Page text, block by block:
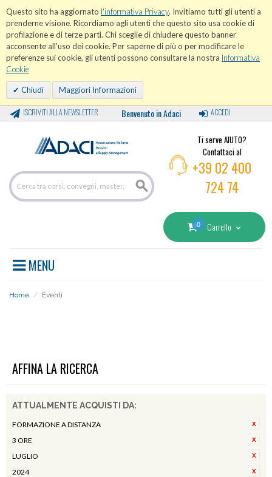
Questo sito ha aggiornato l'informativa Privacy. Invitiamo tutti gli utenti a
prenderne visione. Ricordiamo agli utenti che questo sito usa cookie di
profilazione e di terze parti. Chi sceglie di chiudere questo banner
acconsente all'uso dei cookie. Per saperne di più o per modificare le
preferenze sui cookie, gli utenti possono consultare la nostra Informativa
Cookie
Chiudi Maggiori Informazioni
ISCRIVITI ALLA NEWSLETTER Benvenuto in Adaci ACCEDI
Ti serve AIUTO?
Contattaci al
+39 02 400
724 74
0 Carrello
MENU
Home / Eventi
AFFINA LA RICERCA
ATTUALMENTE ACQUISTI DA:
FORMAZIONE A DISTANZA
3 ORE
LUGLIO
2024